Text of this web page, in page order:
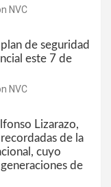
NVC
de seguridad
este 7 de
NVC
Lizarazo,
de la
cuyo
de